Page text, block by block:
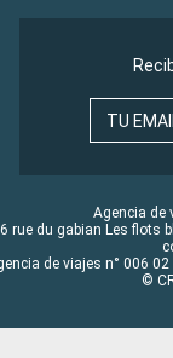
TU
Agencia de
rue du gabian Les flots
de viajes n° 006
©